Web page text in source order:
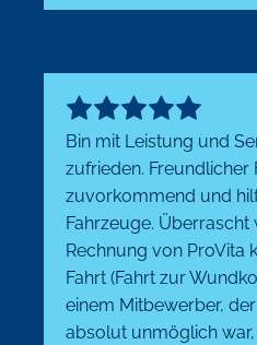
Bin mit Leistung und
zufrieden. Freundlicher
zuvorkommend und
Fahrzeuge. Überrascht
Rechnung von ProVita
Fahrt (Fahrt zur
einem Mitbewerber,
absolut unmöglich